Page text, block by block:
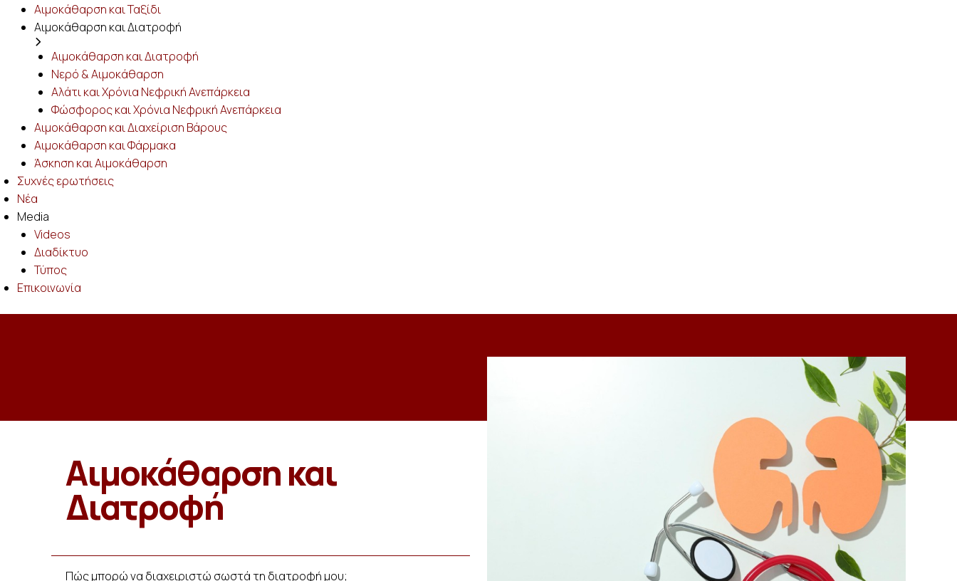
Αιμοκάθαρση και Ταξίδι
Αιμοκάθαρση και Διατροφή
Αιμοκάθαρση και Διατροφή
Νερό & Αιμοκάθαρση
Αλάτι και Χρόνια Νεφρική Ανεπάρκεια
Φώσφορος και Χρόνια Νεφρική Ανεπάρκεια
Αιμοκάθαρση και Διαχείριση Βάρους
Αιμοκάθαρση και Φάρμακα
Άσκηση και Αιμοκάθαρση
Συχνές ερωτήσεις
Νέα
Media
Videos
Διαδίκτυο
Τύπος
Επικοινωνία
Αιμοκάθαρση και
Διατροφή
Πώς μπορώ να διαχειριστώ σωστά τη διατροφή μου;